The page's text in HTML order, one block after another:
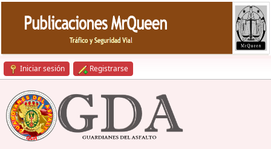
Iniciar sesión Registrarse